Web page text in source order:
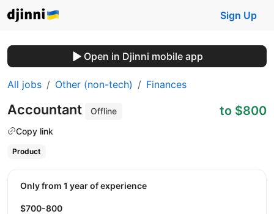
Sign Up
Open in Djinni mobile app
All jobs Other (non-tech) Finances
Accountant
Offline
Copy link
to $800
Product
Only from 1 year of experience
$700-800